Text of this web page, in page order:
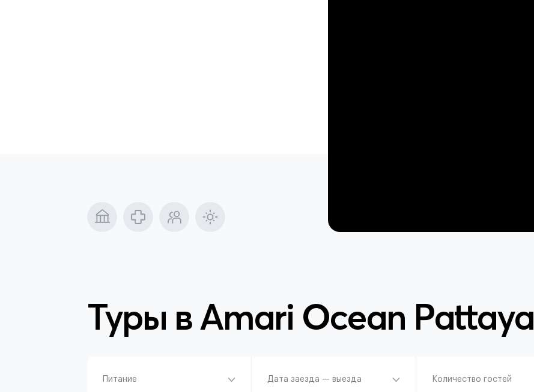
Туры вAmari Ocean Pattaya
Питание Дата заезда — выезда Количество гостей